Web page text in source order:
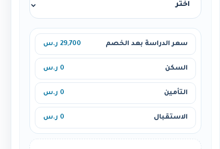
سعر الدراسة بعد الخصم 29,700 ر.س
السكن 0 ر.س
التأمين 0 ر.س
الاستقبال 0 ر.س